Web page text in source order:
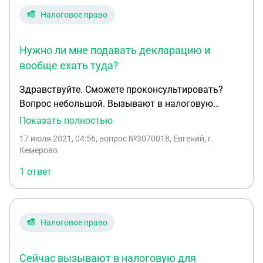
знала о вызове. Правомерно ли наказание?
Налоговое право
Нужно ли мне подавать декларацию и
вообще ехать туда?
Здравствуйте. Сможете проконсультировать?
Вопрос небольшой. Вызывают в налоговую
инспекцию, по поводу того, что в 2017 получил
декларацию за 2017 и пояснения. Разве не
подавать декларацию и вообще ехать туда?
Показать полностью
17 июля 2021, 04:56, вопрос №3070018, Евгений, г.
Кемерово
1 ответ
Налоговое право
Сейчас вызывают в налоговую для